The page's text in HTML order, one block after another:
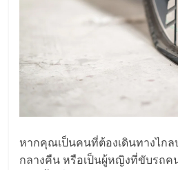
หน้า
บ้าน
ลงทุน
หากคุณเป็นคนที่ต้องเดินทางไกล
กลางคืน หรือเป็นผู้หญิงที่ขับรถค